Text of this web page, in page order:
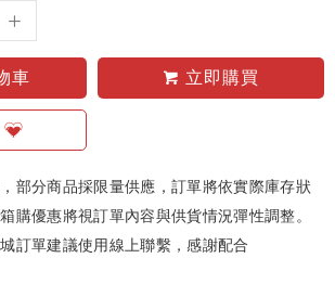
車 立即購買
部分商品採限量供應，訂單將依實際庫存狀
購優惠將視訂單內容與供貨情況彈性調整。
訂單建議使用線上聯繫，感謝配合